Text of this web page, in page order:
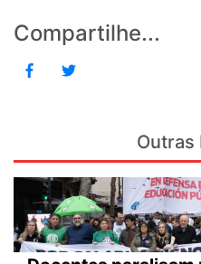
Compartilhe...
Outras